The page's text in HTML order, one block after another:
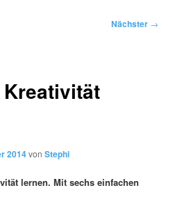
Nächster →
2014vonStephi
lernen. Mitsechs einfachen